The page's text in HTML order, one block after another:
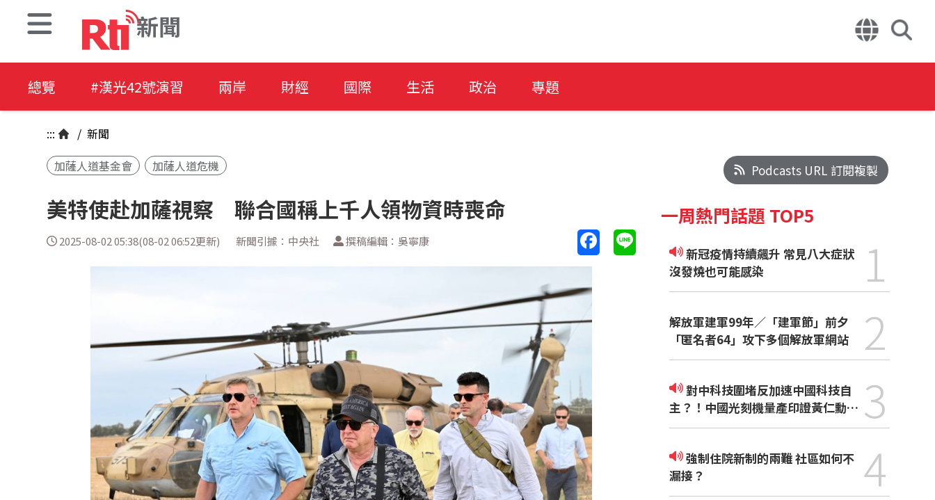
新聞
總覽 #漢光42號演習 兩岸 財經 國際 生活 政治 專題
::: / 新聞
加薩人道基金會
加薩人道危機
美特使赴加薩視察 聯合國稱上千人領物資時喪命
2025-08-02 05:38(08-02 06:52更新) 新聞引據：中央社 撰稿編輯：吳寧康
Podcasts URL 訂閱複製
一周熱門話題 TOP5
新冠疫情持續飆升 常見八大症狀
沒發燒也可能感染
1
解放軍建軍99年／「建軍節」前夕
「匿名者64」攻下多個解放軍網站
2
對中科技圍堵反加速中國科技自
主？！中國光刻機量產印證黃仁勳觀
點
3
強制住院新制的兩難 社區如何不
漏接？
4